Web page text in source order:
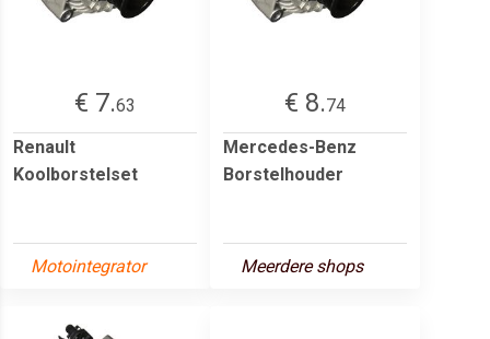
€ 7.63
Renault
Koolborstelset
Motointegrator
€ 8.74
Mercedes-Benz
Borstelhouder
Meerdere shops